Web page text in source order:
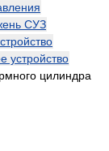
СУЗ
устройство
цилиндра